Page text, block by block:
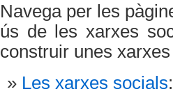
Navega per les
ús de les xarxes
construir unes
Les xarxes socials